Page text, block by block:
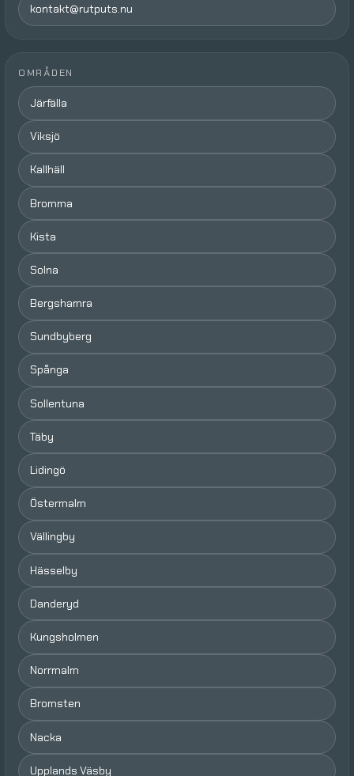
kontakt@rutputs.nu
OMRÅDEN
Järfälla
Viksjö
Kallhäll
Bromma
Kista
Solna
Bergshamra
Sundbyberg
Spånga
Sollentuna
Täby
Lidingö
Östermalm
Vällingby
Hässelby
Danderyd
Kungsholmen
Norrmalm
Bromsten
Nacka
Upplands Väsby